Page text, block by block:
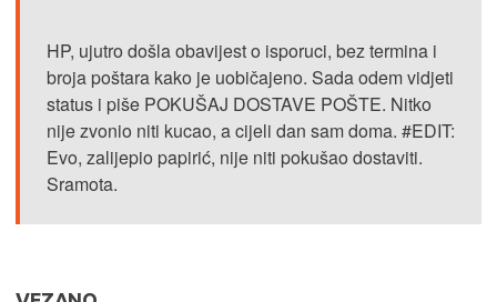
HP, ujutro došla obavijest o isporuci, bez termina i
broja poštara kako je uobičajeno. Sada odem vidjeti
status i piše POKUŠAJ DOSTAVE POŠTE. Nitko
nije zvonio niti kucao, a cijeli dan sam doma. #EDIT:
Evo, zalijepio papirić, nije niti pokušao dostaviti.
Sramota.